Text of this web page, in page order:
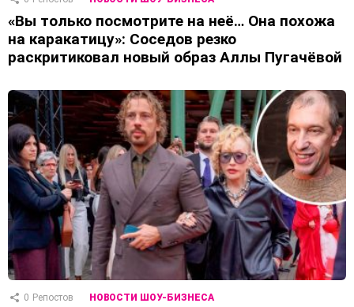
«Вы только посмотрите на неё… Она похожа
на каракатицу»: Соседов резко
раскритиковал новый образ Аллы Пугачёвой
0 Репостов НОВОСТИ ШОУ-БИЗНЕСА